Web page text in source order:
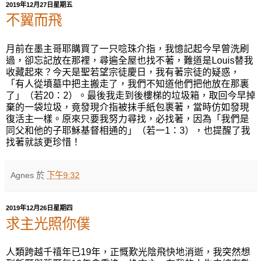
2019年12月27日星期五
不翼而飛
月前在墨主哥耶購買了一只唸珠介指，我憶記起今早曾洗刷
過，卻忘記放在那裡，尋遍全屋也找不著，難道是 Louis替我
收藏起來？今天是聖若望宗徒慶日，我有著宗徒的疑惑，
「有人從墳墓中把主搬走了，我們不知道他們把他放在那裏
了」（若20 ： 2）。最後我走到後樓梯的垃圾箱，取回今早掉
棄的一袋垃圾，竟發現介指被抺手紙包裹著，當時仿如發現
復活主一樣。原來只要我努力尋找，必找著，因為「我們是
同父和他的子耶穌基督相通的」（若一1 ： 3），也提醒了我
找著就該更珍惜！
Agnes 於 下午9:32
2019年12月26日星期四
求主光照你僕
人類跨越千禧年已19年，正慨歎光陰飛快地消逝，我突然想